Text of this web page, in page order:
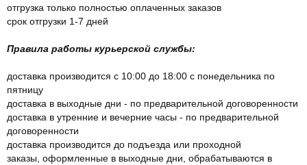
отгрузка только полностью оплаченных заказов
срок отгрузки 1-7 дней
Правила работы курьерской службы:
доставка производится с 10:00 до 18:00 с понедельника по
пятницу
доставка в выходные дни - по предварительной договоренности
доставка в утренние и вечерние часы - по предварительной
договоренности
доставка производится до подъезда или проходной
заказы, оформленные в выходные дни, обрабатываются в